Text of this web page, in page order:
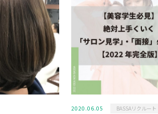
2020.06.05 BASSAリクルート